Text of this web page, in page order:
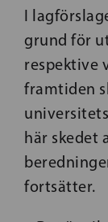
I
grund för
respektive
framtiden
här skedet
fortsätter.